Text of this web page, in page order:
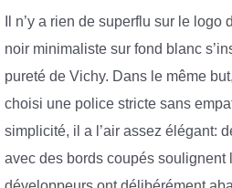
Il n’y a rien de superflu sur le
noir minimaliste sur fond blanc
pureté de Vichy. Dans le même
choisi une police stricte sans
simplicité, il a l’air assez élégant:
avec des bords coupés soulignent